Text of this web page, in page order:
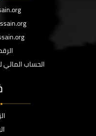
الحساب المالي